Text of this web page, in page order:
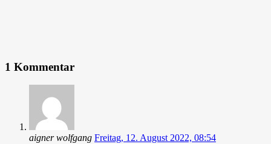
1 Kommentar
aigner wolfgang Freitag, 12. August 2022, 08:54